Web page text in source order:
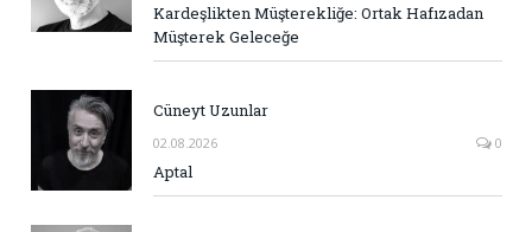
Kardeşlikten Müşterekliğe: Ortak Hafızadan
Müşterek Geleceğe
Cüneyt Uzunlar
02.08.2026 0
Aptal